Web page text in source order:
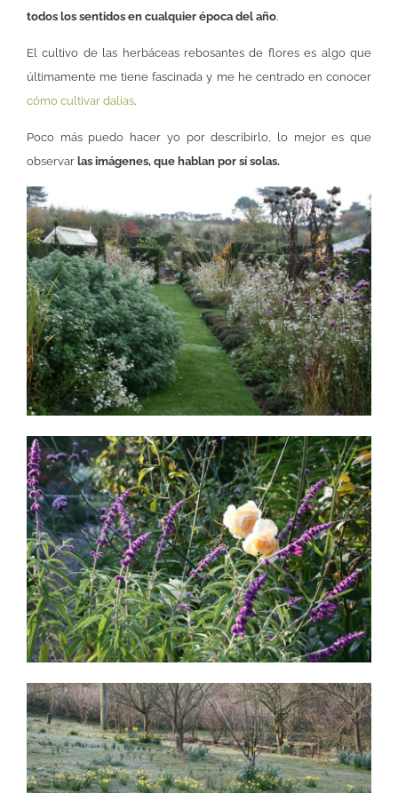
todos los sentidos en cualquier época del año.
El cultivo de las herbáceas rebosantes de flores es algo que
últimamente me tiene fascinada y me he centrado en conocer
cómo cultivar dalias.
Poco más puedo hacer yo por describirlo, lo mejor es que
observar las imágenes, que hablan por sí solas.